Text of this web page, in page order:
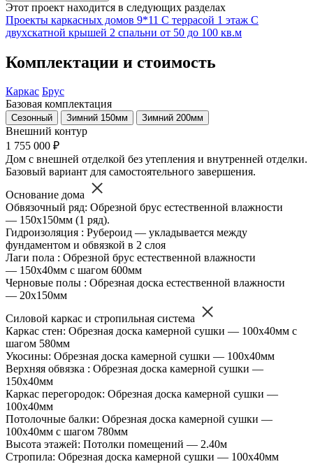
Этот проект находится в следующих разделах
Проекты каркасных домов 9*11 С террасой 1 этаж С
двухскатной крышей 2 спальни от 50 до 100 кв.м
Комплектации и стоимость
Каркас Брус
Базовая комплектация
Сезонный Зимний 150мм Зимний 200мм
Внешний контур
1 755 000 ₽
Дом с внешней отделкой без утепления и внутренней отделки.
Базовый вариант для самостоятельного завершения.
Основание дома
Обвязочный ряд: Обрезной брус естественной влажности
— 150х150мм (1 ряд).
Гидроизоляция : Рубероид — укладывается между
фундаментом и обвязкой в 2 слоя
Лаги пола : Обрезной брус естественной влажности
— 150х40мм с шагом 600мм
Черновые полы : Обрезная доска естественной влажности
— 20х150мм
Силовой каркас и стропильная система
Каркас стен: Обрезная доска камерной сушки — 100х40мм с
шагом 580мм
Укосины: Обрезная доска камерной сушки — 100х40мм
Верхняя обвязка : Обрезная доска камерной сушки —
150х40мм
Каркас перегородок: Обрезная доска камерной сушки —
100х40мм
Потолочные балки: Обрезная доска камерной сушки —
100х40мм с шагом 780мм
Высота этажей: Потолки помещений — 2.40м
Стропила: Обрезная доска камерной сушки — 100х40мм